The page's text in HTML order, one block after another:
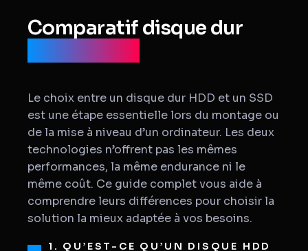
Comparatif disque dur
Le choix entre un disque dur HDD et un SSD
est une étape essentielle lors du montage ou
de la mise à niveau d’un ordinateur. Les deux
technologies n’offrent pas les mêmes
performances, la même endurance ni le
même coût. Ce guide complet vous aide à
comprendre leurs différences pour choisir la
solution la mieux adaptée à vos besoins.
1. QU’EST-CE QU’UN DISQUE HDD